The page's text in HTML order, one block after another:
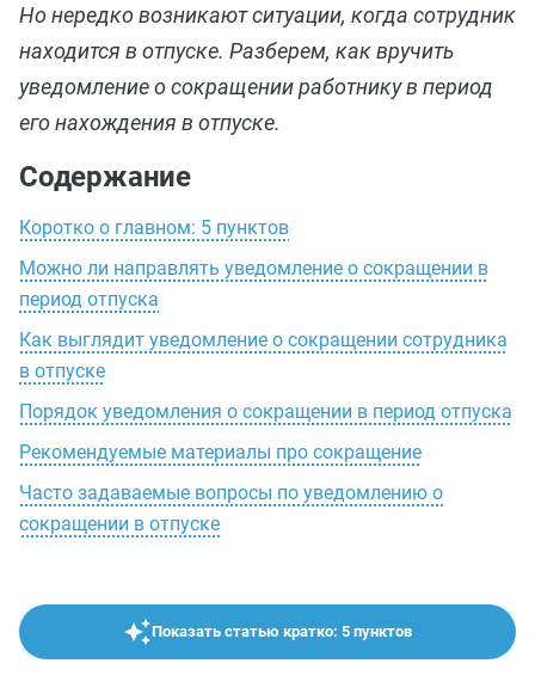
Но нередко возникают ситуации, когда сотрудник
находится в отпуске. Разберем, как вручить
уведомление о сокращении работнику в период
его нахождения в отпуске.
Содержание
Коротко о главном: 5 пунктов
Можно ли направлять уведомление о сокращении в
период отпуска
Как выглядит уведомление о сокращении сотрудника
в отпуске
Порядок уведомления о сокращении в период отпуска
Рекомендуемые материалы про сокращение
Часто задаваемые вопросы по уведомлению о
сокращении в отпуске
Показать статью кратко: 5 пунктов